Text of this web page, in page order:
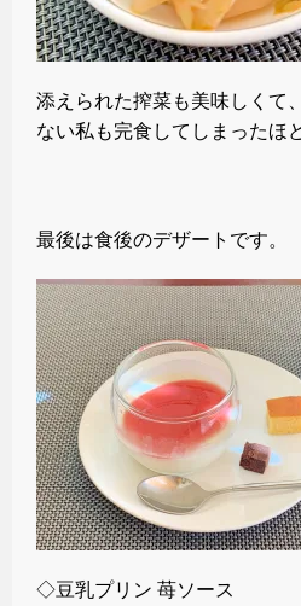
添えられた搾菜も美味しくて
ない私も完食してしまったほど
最後は食後のデザートです。
◇豆乳プリン 苺ソース